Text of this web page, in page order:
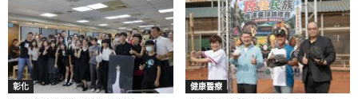
彰化 健康醫療